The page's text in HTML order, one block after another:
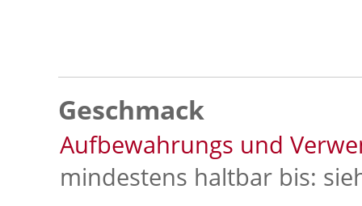
Geschmack
Aufbewahrungs und
mindestens haltbar bis: